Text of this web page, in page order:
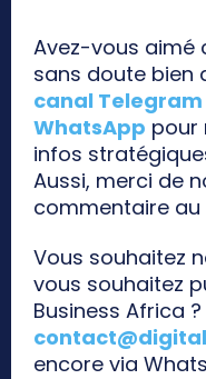
Avez-vous aimé
sans doute bien
canal Telegram
WhatsApp pour
infos
Aussi, merci de
commentaire
Vous souhaitez
vous souhaitez
Business Africa
encore via